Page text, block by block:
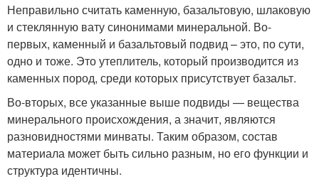
Неправильно считать каменную, базальтовую, шлаковую
и стеклянную вату синонимами минеральной. Во-
первых, каменный и базальтовый подвид – это, по сути,
одно и тоже. Это утеплитель, который производится из
каменных пород, среди которых присутствует базальт.
Во-вторых, все указанные выше подвиды — вещества
минерального происхождения, а значит, являются
разновидностями минваты. Таким образом, состав
материала может быть сильно разным, но его функции и
структура идентичны.